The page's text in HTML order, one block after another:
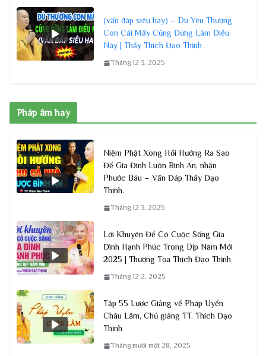
(vấn đáp siêu hay) – Dù Yêu Thương
Con Cái Mấy Cũng Đừng Làm Điều
Này | Thầy Thích Đạo Thịnh
Tháng 12 3, 2025
Pháp âm hay
Niệm Phật Xong Hồi Hướng Ra Sao
Để Gia Đình Luôn Bình An, nhận
Phước Báu – Vấn Đáp Thầy Đạo
Thịnh.
Tháng 12 3, 2025
Lời Khuyên Để Có Cuộc Sống Gia
Đình Hạnh Phúc Trong Dịp Năm Mới
2025 | Thượng Tọa Thích Đạo Thịnh
Tháng 12 2, 2025
Tập 55 Lược Giảng về Pháp Uyển
Châu Lâm, Chủ giảng TT. Thích Đạo
Thịnh
Tháng mười một 28, 2025